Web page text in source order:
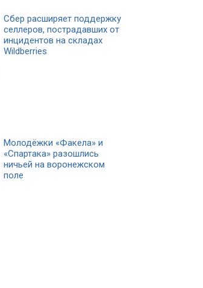
Сбер расширяет поддержку
селлеров, пострадавших от
инцидентов на складах
Wildberries
Молодёжки «Факела» и
«Спартака» разошлись
ничьей на воронежском
поле